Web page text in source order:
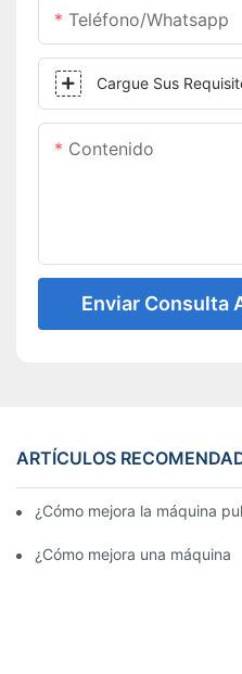
Teléfono/whatsapp
Cargue Sus
Contenido
Enviar Consulta
ARTÍCULOS
¿Cómo mejora la máquina
¿Cómo mejora una máquina